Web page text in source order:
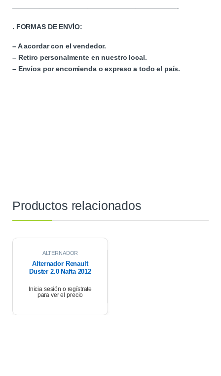
————————————————————————-
. FORMAS DE ENVÍO:
– A acordar con el vendedor.
– Retiro personalmente en nuestro local.
– Envíos por encomienda o expreso a todo el país.
Productos relacionados
ALTERNADOR
Alternador Renault
Duster 2.0 Nafta 2012
Inicia sesión o regístrate
para ver el precio